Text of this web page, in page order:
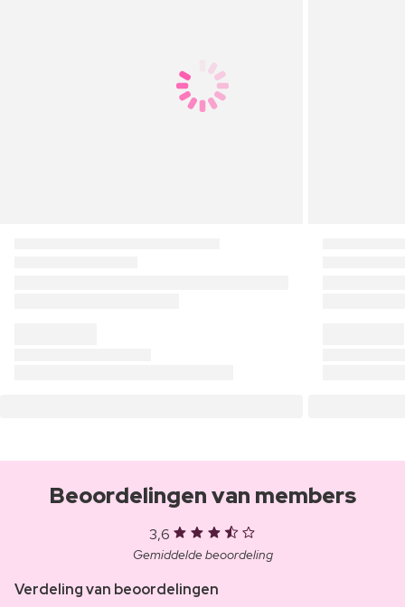
Beoordelingen van members
3,6
Gemiddelde beoordeling
Verdeling van beoordelingen